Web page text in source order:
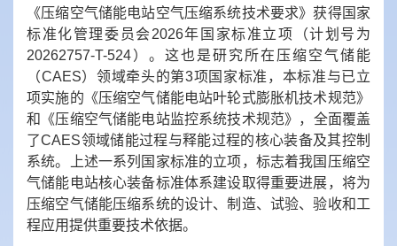
《压缩空气储能电站空气压缩系统技术要求》获得国家
标准化管理委员会2026年国家标准立项（计划号为
20262757-T-524）。这也是研究所在压缩空气储能
（CAES）领域牵头的第3项国家标准，本标准与已立
项实施的《压缩空气储能电站叶轮式膨胀机技术规范》
和《压缩空气储能电站监控系统技术规范》，全面覆盖
了CAES领域储能过程与释能过程的核心装备及其控制
系统。上述一系列国家标准的立项，标志着我国压缩空
气储能电站核心装备标准体系建设取得重要进展，将为
压缩空气储能压缩系统的设计、制造、试验、验收和工
程应用提供重要技术依据。